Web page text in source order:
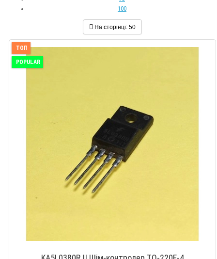
100
На сторінці: 50
ТОП
POPULAR